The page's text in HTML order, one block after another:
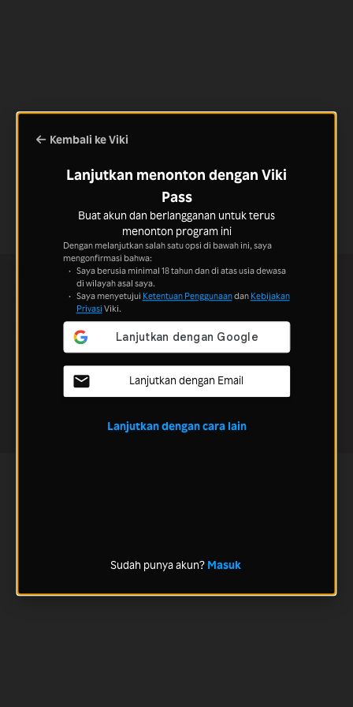
Kembali ke Viki
Lanjutkan menonton dengan Viki
Pass
Buat akun dan berlangganan untuk terus
menonton program ini
Dengan melanjutkan salah satu opsi di bawah ini, saya
mengonfirmasi bahwa:
Saya berusia minimal 18 tahun dan di atas usia dewasa
di wilayah asal saya.
Saya menyetujui Ketentuan Penggunaandan Kebijakan
Privasi Viki.
Lanjutkan dengan Email
Lanjutkan dengan cara lain
Sudah punya akun? Masuk